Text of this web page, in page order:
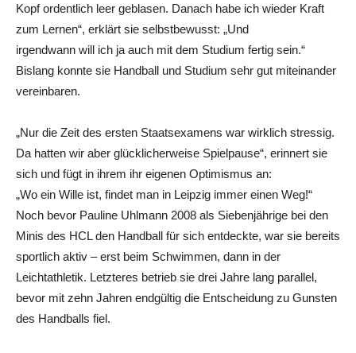
Kopf ordentlich leer geblasen. Danach habe ich wieder Kraft
zum Lernen“, erklärt sie selbstbewusst: „Und
irgendwann will ich ja auch mit dem Studium fertig sein.“
Bislang konnte sie Handball und Studium sehr gut miteinander
vereinbaren.
„Nur die Zeit des ersten Staatsexamens war wirklich stressig.
Da hatten wir aber glücklicherweise Spielpause“, erinnert sie
sich und fügt in ihrem ihr eigenen Optimismus an:
„Wo ein Wille ist, findet man in Leipzig immer einen Weg!“
Noch bevor Pauline Uhlmann 2008 als Siebenjährige bei den
Minis des HCL den Handball für sich entdeckte, war sie bereits
sportlich aktiv – erst beim Schwimmen, dann in der
Leichtathletik. Letzteres betrieb sie drei Jahre lang parallel,
bevor mit zehn Jahren endgültig die Entscheidung zu Gunsten
des Handballs fiel.